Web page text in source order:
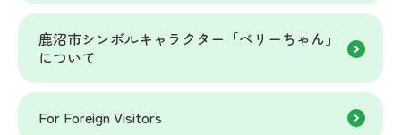
鹿沼市シンボルキャラクター「ベリーちゃん」
について
For Foreign Visitors